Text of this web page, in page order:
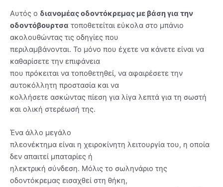
Αυτός ο διανομέας οδοντόκρεμας με βάση για την
οδοντόβουρτσα τοποθετείται εύκολα στο μπάνιο
ακολουθώντας τις οδηγίες που
περιλαμβάνονται. Το μόνο που έχετε να κάνετε είναι να
καθαρίσετε την επιφάνεια
που πρόκειται να τοποθετηθεί, να αφαιρέσετε την
αυτοκόλλητη προστασία και να
κολλήσετε ασκώντας πίεση για λίγα λεπτά για τη σωστή
και ολική στερέωσή της.
Ένα άλλο μεγάλο
πλεονέκτημα είναι η χειροκίνητη λειτουργία του, η οποία
δεν απαιτεί μπαταρίες ή
ηλεκτρική σύνδεση. Μόλις το σωληνάριο της
οδοντόκρεμας εισαχθεί στη θήκη,